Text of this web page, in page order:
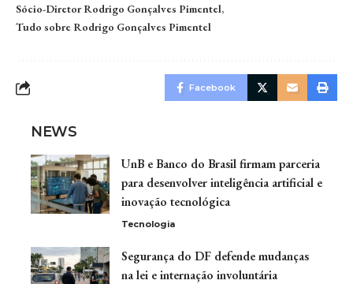
Sócio-Diretor Rodrigo Gonçalves Pimentel
Tudo sobre Rodrigo Gonçalves Pimentel
Facebook
NEWS
UnB e Banco do Brasil firmam parceria
para desenvolver inteligência artificial e
inovação tecnológica
Tecnologia
Segurança do DF defende mudanças
na lei e internação involuntária